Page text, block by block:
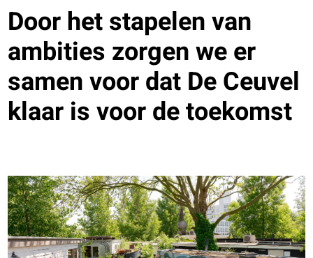
Door het stapelen van
ambities zorgen we er
samen voor dat De Ceuvel
klaar is voor de toekomst